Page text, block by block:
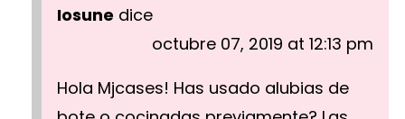
Iosune dice
octubre 07, 2019 at 12:13 pm
Hola Mjcases! Has usado alubias de